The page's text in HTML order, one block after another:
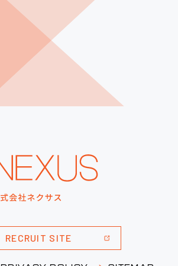
RECRUIT SITE